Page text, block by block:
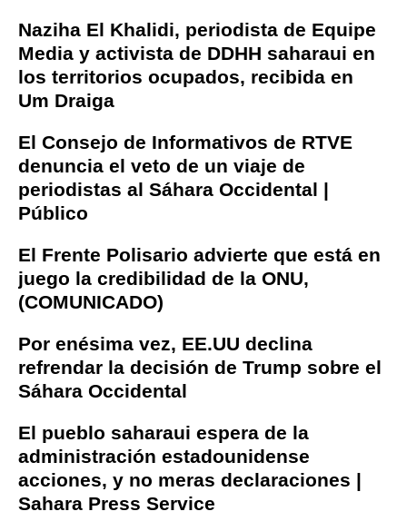
Naziha El Khalidi, periodista de Equipe
Media y activista de DDHH saharaui en
los territorios ocupados, recibida en
Um Draiga
El Consejo de Informativos de RTVE
denuncia el veto de un viaje de
periodistas al Sáhara Occidental |
Público
El Frente Polisario advierte que está en
juego la credibilidad de la ONU,
(COMUNICADO)
Por enésima vez, EE.UU declina
refrendar la decisión de Trump sobre el
Sáhara Occidental
El pueblo saharaui espera de la
administración estadounidense
acciones, y no meras declaraciones |
Sahara Press Service